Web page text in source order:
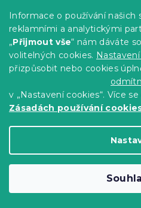
Informace o používání našich
reklamními a analytickými
„Přijmout vše“ nám dáváte
volitelných cookies.
přizpůsobit nebo cookies
v „Nastavení cookies“. Více
Zásadách používání
Povlečení z
zelené
Skladem (>10 ks)
od299 Kč